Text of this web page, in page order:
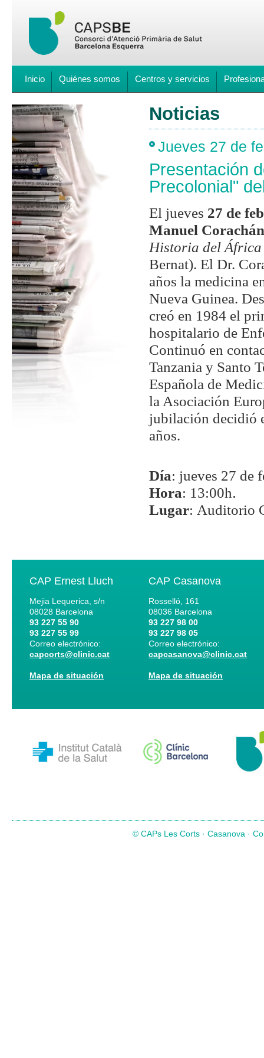
Inicio Quiénes somos Centros y servicios
Noticias
Jueves 27 de
Presentación
Precolonial"
El jueves 27 de
Manuel
Historia del
Bernat). El Dr.
años la medicina
Nueva Guinea.
creó en 1984 el
hospitalario de
Continuó en
Tanzania y Santo
Española de
la Asociación
jubilación decidió
años.
Día: jueves 27 de
Hora: 13:00h.
Lugar: Auditorio
CAP Ernest Lluch
Mejia Lequerica, s/n
08028 Barcelona
93 227 55 90
93 227 55 99
Correo electrónico:
capcorts@clinic.cat
Mapa de situación
CAP Casanova
Rosselló, 161
08036 Barcelona
93 227 98 00
93 227 98 05
Correo electrónico:
capcasanova@clinic.cat
Mapa de situación
© CAPs Les Corts · Casanova ·